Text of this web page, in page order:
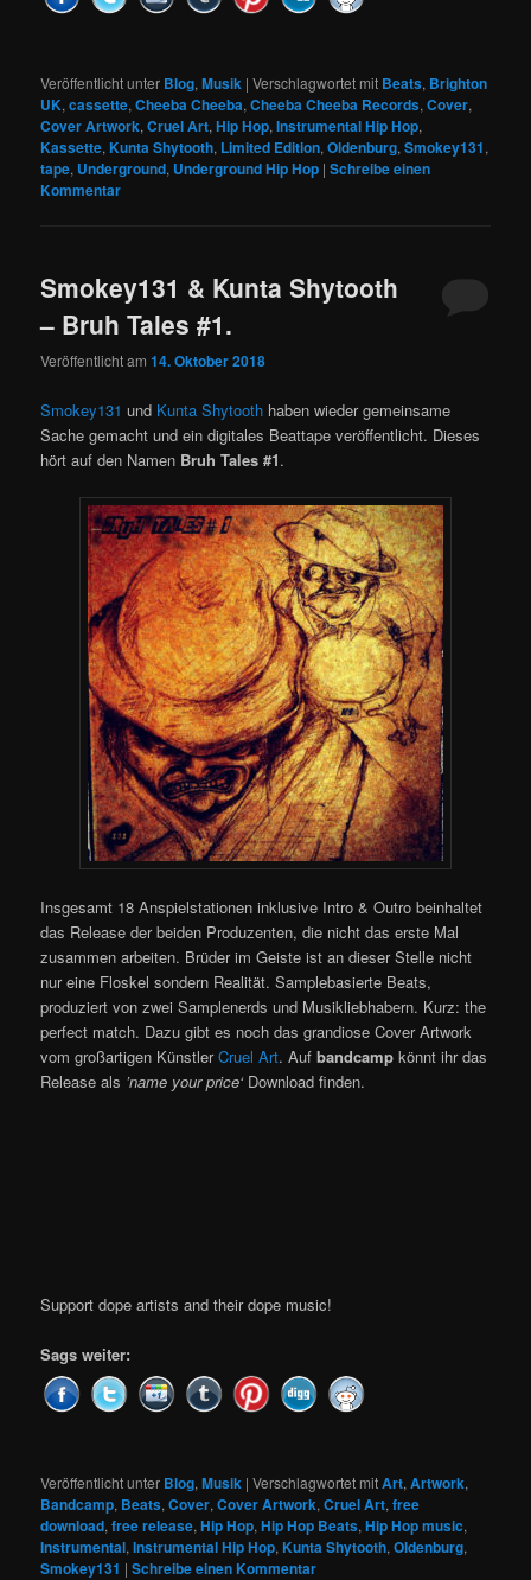
Veröffentlicht unter Blog,Musik |Verschlagwortet mit Beats, Brighton
UK,cassette,Cheeba Cheeba,Cheeba Cheeba Records,Cover,
Cover Artwork,Cruel Art,Hip Hop,Instrumental Hip Hop,
Kassette,Kunta Shytooth, Limited Edition,Oldenburg,Smokey131,
tape, Underground, Underground Hip Hop |Schreibe einen
Kommentar
Smokey131 & Kunta Shytooth
– Bruh Tales #1.
Veröffentlicht am14. Oktober 2018
Smokey131 und Kunta Shytooth haben wieder gemeinsame
Sache gemacht und ein digitales Beattape veröffentlicht. Dieses
hört auf den Namen Bruh Tales #1.
Insgesamt 18 Anspielstationen inklusive Intro & Outro beinhaltet
das Release der beiden Produzenten, die nicht das erste Mal
zusammen arbeiten. Brüder im Geiste ist an dieser Stelle nicht
nur eine Floskel sondern Realität. Samplebasierte Beats,
produziert von zwei Samplenerds und Musikliebhabern. Kurz: the
perfect match. Dazu gibt es noch das grandiose Cover Artwork
vom großartigen KünstlerCruel Art. Aufbandcamp könnt ihr das
Release als ’name your price‘Download finden.
Support dope artists and their dope music!
Sags weiter:
Veröffentlicht unter Blog,Musik |Verschlagwortet mitArt,Artwork,
Bandcamp, Beats,Cover,Cover Artwork,Cruel Art,free
download,free release,Hip Hop,Hip Hop Beats,Hip Hop music,
Instrumental,Instrumental Hip Hop,Kunta Shytooth,Oldenburg,
Smokey131 |Schreibe einen Kommentar